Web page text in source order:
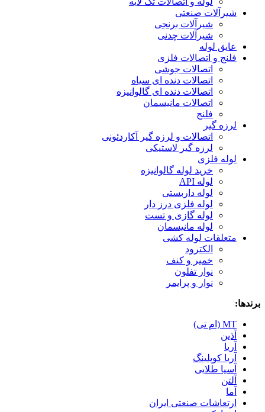
شیرآلات صنعتی
شیرآلات برنجی
شیرآلات چدنی
عایق لوله
فلنج و اتصالات فلزی
اتصالات جوشی
اتصالات دنده ای سیاه
اتصالات دنده ای گالوانیزه
اتصالات مانیسمان
فلنج
لرزه گیر
اتصالات و لرزه گیر آکاردئونی
لرزه گیر لاستیکی
لوله فلزی
خرید لوله گالوانیزه
لوله API
لوله داربستی
لوله فلزی درز دار
لوله گازی و تست
لوله مانیسمان
متعلقات لوله کشی
الکترود
خمیر و کنف
نوار تفلون
نوار و پرایمر
برندها:
MT (ام تی)
آذین
آریا
آریا کوپلینگ
آسیا طلایی
آلتن
آما
ارتعاشات صنعتی ایران